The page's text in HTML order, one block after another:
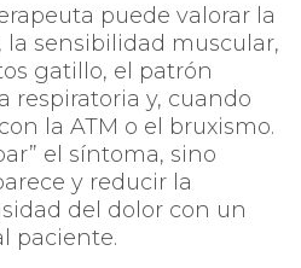
puede valorar la
sensibilidad muscular,
gatillo, el patrón
respiratoria y, cuando
la ATM o el bruxismo.
el síntoma, sino
y reducir la
del dolor con un
paciente.